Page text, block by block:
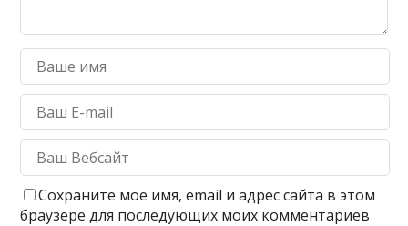
Сохраните моё имя, email и адрес сайта в этом
браузере для последующих моих комментариев